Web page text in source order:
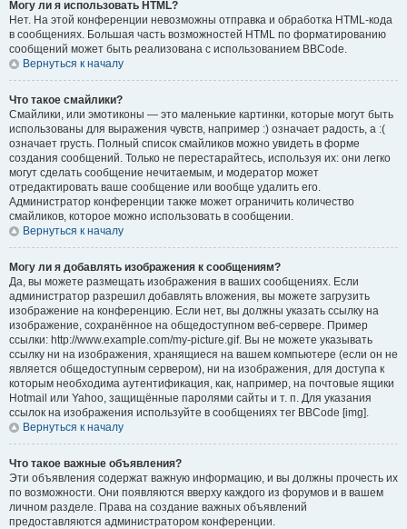
Могу ли я использовать HTML?
Нет. На этой конференции невозможны отправка и обработка HTML-кода
в сообщениях. Большая часть возможностей HTML по форматированию
сообщений может быть реализована с использованием BBCode.
Вернуться к началу
Что такое смайлики?
Смайлики, или эмотиконы — это маленькие картинки, которые могут быть
использованы для выражения чувств, например :) означает радость, а :(
означает грусть. Полный список смайликов можно увидеть в форме
создания сообщений. Только не перестарайтесь, используя их: они легко
могут сделать сообщение нечитаемым, и модератор может
отредактировать ваше сообщение или вообще удалить его.
Администратор конференции также может ограничить количество
смайликов, которое можно использовать в сообщении.
Вернуться к началу
Могу ли я добавлять изображения к сообщениям?
Да, вы можете размещать изображения в ваших сообщениях. Если
администратор разрешил добавлять вложения, вы можете загрузить
изображение на конференцию. Если нет, вы должны указать ссылку на
изображение, сохранённое на общедоступном веб-сервере. Пример
ссылки: http://www.example.com/my-picture.gif. Вы не можете указывать
ссылку ни на изображения, хранящиеся на вашем компьютере (если он не
является общедоступным сервером), ни на изображения, для доступа к
которым необходима аутентификация, как, например, на почтовые ящики
Hotmail или Yahoo, защищённые паролями сайты и т. п. Для указания
ссылок на изображения используйте в сообщениях тег BBCode [img].
Вернуться к началу
Что такое важные объявления?
Эти объявления содержат важную информацию, и вы должны прочесть их
по возможности. Они появляются вверху каждого из форумов и в вашем
личном разделе. Права на создание важных объявлений
предоставляются администратором конференции.